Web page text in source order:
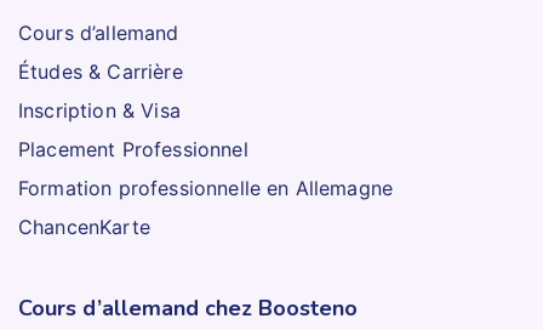
Cours d’allemand
Études & Carrière
Inscription & Visa
Placement Professionnel
Formation professionnelle en Allemagne
ChancenKarte
Cours d’allemand chez Boosteno